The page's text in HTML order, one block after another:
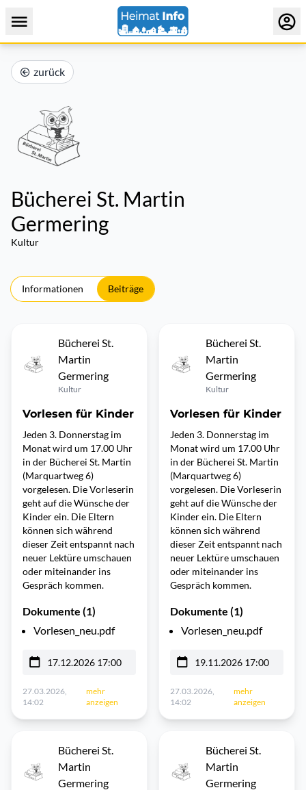
zurück
Bücherei St. Martin
Germering
Kultur
Informationen Beiträge
Bücherei St.
Martin
Germering
Kultur
Vorlesen für Kinder
Jeden 3. Donnerstag im
Monat wird um 17.00 Uhr
in der Bücherei St. Martin
(Marquartweg 6)
vorgelesen. Die Vorleserin
geht auf die Wünsche der
Kinder ein. Die Eltern
können sich während
dieser Zeit entspannt nach
neuer Lektüre umschauen
oder miteinander ins
Gespräch kommen.
Dokumente (1)
Vorlesen_neu.pdf
17.12.2026 17:00
27.03.2026,
14:02
mehr
anzeigen
Bücherei St.
Martin
Germering
Bücherei St.
Martin
Germering
Kultur
Vorlesen für Kinder
Jeden 3. Donnerstag im
Monat wird um 17.00 Uhr
in der Bücherei St. Martin
(Marquartweg 6)
vorgelesen. Die Vorleserin
geht auf die Wünsche der
Kinder ein. Die Eltern
können sich während
dieser Zeit entspannt nach
neuer Lektüre umschauen
oder miteinander ins
Gespräch kommen.
Dokumente (1)
Vorlesen_neu.pdf
19.11.2026 17:00
27.03.2026,
14:02
mehr
anzeigen
Bücherei St.
Martin
Germering